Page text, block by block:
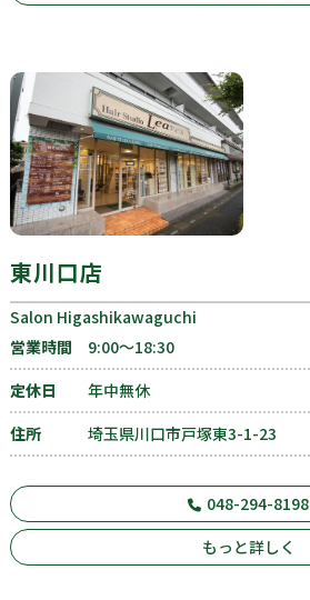
東川口店
Salon Higashikawaguchi
営業時間
9:00〜18:30
定休日
年中無休
住所
埼玉県川口市戸塚東3-1-23
048-294-8198
もっと詳しく